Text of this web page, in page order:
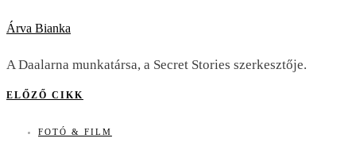
Árva Bianka
A Daalarna munkatársa, a Secret Stories szerkesztője.
ELŐZŐ CIKK
FOTÓ & FILM